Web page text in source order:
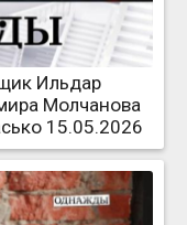
Ильдар
Молчанова
15.05.2026